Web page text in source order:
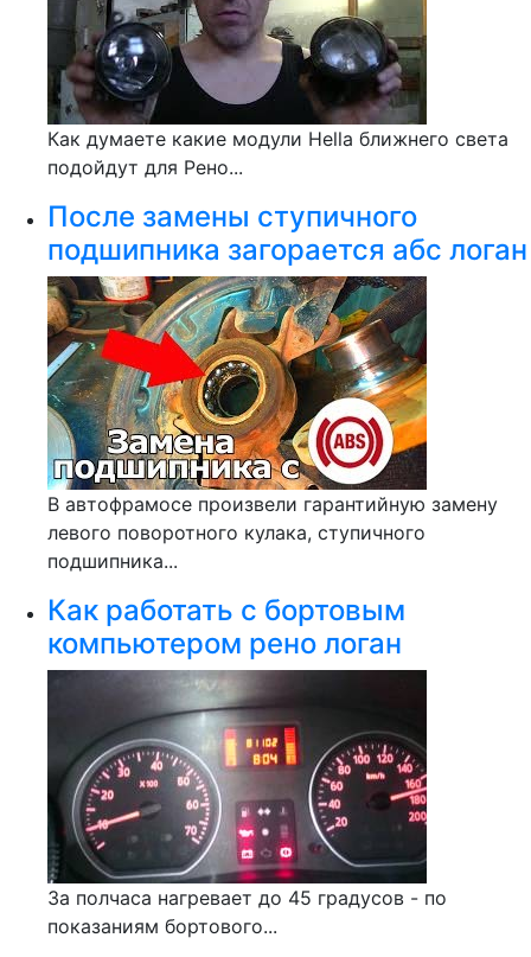
Как думаете какие модули Hella ближнего света
подойдут для Рено...
После замены ступичного
подшипника загорается абс логан
В автофрамосе произвели гарантийную замену
левого поворотного кулака, ступичного
подшипника...
Как работать с бортовым
компьютером рено логан
За полчаса нагревает до 45 градусов - по
показаниям бортового...